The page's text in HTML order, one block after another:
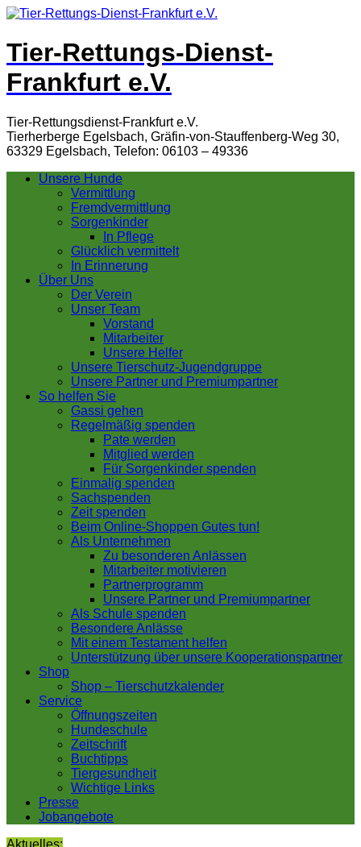
Tier-Rettungs-Dienst-
Frankfurt e.V.
Tier-Rettungsdienst-Frankfurt e.V.
Tierherberge Egelsbach, Gräfin-von-Stauffenberg-Weg 30,
63329 Egelsbach, Telefon: 06103 – 49336
Unsere Hunde
Vermittlung
Fremdvermittlung
Sorgenkinder
In Pflege
Glücklich vermittelt
In Erinnerung
Über Uns
Der Verein
Unser Team
Vorstand
Mitarbeiter
Unsere Helfer
Unsere Tierschutz-Jugendgruppe
Unsere Partner und Premiumpartner
So helfen Sie
Gassi gehen
Regelmäßig spenden
Pate werden
Mitglied werden
Für Sorgenkinder spenden
Einmalig spenden
Sachspenden
Zeit spenden
Beim Online-Shoppen Gutes tun!
Als Unternehmen
Zu besonderen Anlässen
Mitarbeiter motivieren
Partnerprogramm
Unsere Partner und Premiumpartner
Als Schule spenden
Besondere Anlässe
Mit einem Testament helfen
Unterstützung über unsere Kooperationspartner
Shop
Shop – Tierschutzkalender
Service
Öffnungszeiten
Hundeschule
Zeitschrift
Buchtipps
Tiergesundheit
Wichtige Links
Presse
Jobangebote
Aktuelles: